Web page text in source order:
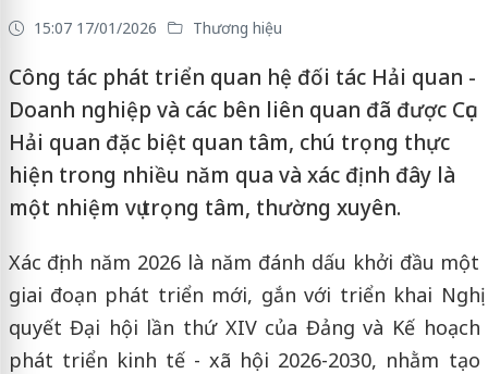
15:07 17/01/2026 Thương hiệu
Công tác phát triển quan hệ đối tác Hải quan -
Doanh nghiệp và các bên liên quan đã được Cục
Hải quan đặc biệt quan tâm, chú trọng thực
hiện trong nhiều năm qua và xác định đây là
một nhiệm vụ trọng tâm, thường xuyên.
Xác định năm 2026 là năm đánh dấu khởi đầu một
giai đoạn phát triển mới, gắn với triển khai Nghị
quyết Đại hội lần thứ XIV của Đảng và Kế hoạch
phát triển kinh tế - xã hội 2026-2030, nhằm tạo